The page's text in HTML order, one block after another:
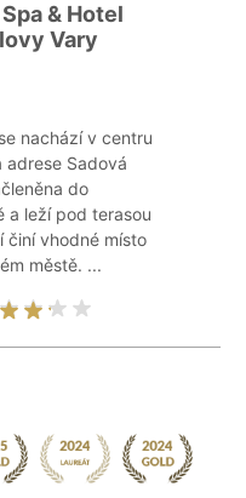
& Hotel
Vary
nachází v centru
adrese Sadová
do
a leží pod terasou
činí vhodné místo
městě. ...